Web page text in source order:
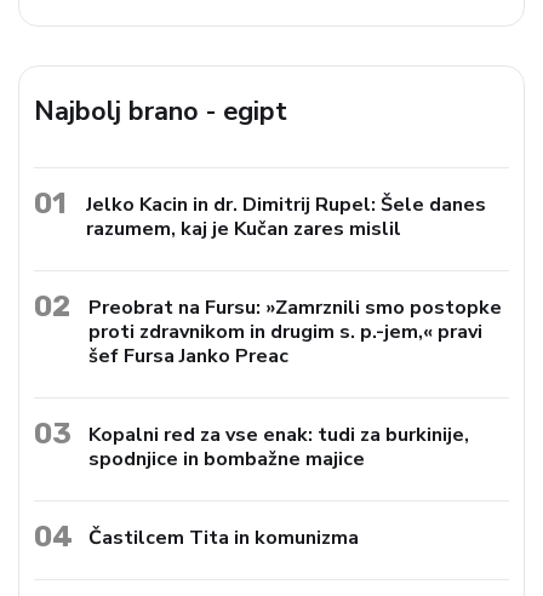
Najbolj brano - egipt
01
Jelko Kacin in dr. Dimitrij Rupel: Šele danes
razumem, kaj je Kučan zares mislil
02
Preobrat na Fursu: »Zamrznili smo postopke
proti zdravnikom in drugim s. p.-jem,« pravi
šef Fursa Janko Preac
03
Kopalni red za vse enak: tudi za burkinije,
spodnjice in bombažne majice
04 Častilcem Tita in komunizma